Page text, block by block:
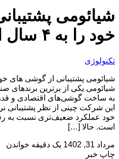
شیائومی
خود را به ۴ سال افزایش داد
تکنولوژی
شیائومی یکی از برترین
به ساخت گوشی‌های اقتصادی و
این شرکت چینی از نظر پشتیبانی
خود عملکرد ضعیف‌تری نسبت به
است. حالا […]
مرداد 31, 1402
یک دقیقه خواندن
چاپ خبر